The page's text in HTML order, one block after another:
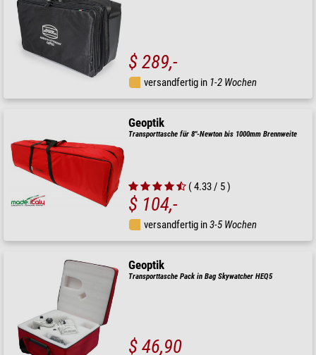
$ 289,-
versandfertig in 1-2 Wochen
Geoptik
Transporttasche für 8"-Newton bis 1000mm Brennweite
( 4.33 / 5 )
$ 104,-
versandfertig in3-5 Wochen
Geoptik
Transporttasche Pack in Bag Skywatcher HEQ5
$ 46,90